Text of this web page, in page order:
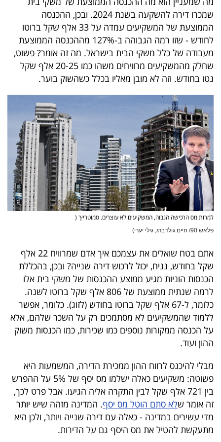
40
שיתופי
פעולה
דרושים
ניוזלטרים
מייל
אדום
פרסמו
עקבו
אחרינו:
שמכרו דירה להשקעה בשנת 2024. ובכן, ההכנסה
הממוצעת של המשקיעים עמדה על 33 אלף שקל ברוטו
לחודש - שזו רמה הגבוהה ב-127% מההכנסה הממוצעת
מעבודה של כלל משקי הבית בישראל. מה זה אומר? פשוט,
שחלק מהמשקיעים מרוויחים משהו כמו 20-25 אלף שקל
נטו בחודש. וזה לא מובן מאליו בכלל כשהשוק בוער.
למרות מס הרכישה הגבוה, המשקיעים לא עוצרים. סמוטריץ' (
פלאש 90/ חיים גולדברג, גילי יערי)
אתם בטח שואלים את עצמכם איך אדם שמרוויח 22 אלף
שקל בחודש, נניח, יכול לרכוש דירה שנייה? ובכן, בהכללת
הכנסות הוניות מגיע ממוצע ההכנסות של משקי בית אלו
לרמה שנתית ממוצעת של 806 אלף שקל ברוטו לשנה.
כלומר, ל-67 אלף שקל ברוטו בחודש (לזוג). כלומר, אפשר
ללמוד שהמשקיעים לא מסתמכים רק על השכר שלהם, אלא
על הכנסה ממקורות נוספים כמו שכירות, כמו הכנסות משוק
ההון ועוד.
מבלי להיכנס לרווח ההון ממכירת הדירה, המשמעות היא
פשוטה: משקיעים כאלה ישלמו מס יסף של 5% על ההפרש
בין 721 אלף שקל לבין התקרה אליה הגיעו. אבל פרט לכך,
זה אומר שלא סתם הוטל מס יסף. המדינה מזהה שיש יותר
מדי עשירים במדינה - כאלה עם דירה שנייה ויותר, ולכן היא
מתעקשת להטיל את מס היסף גם על הדירות.